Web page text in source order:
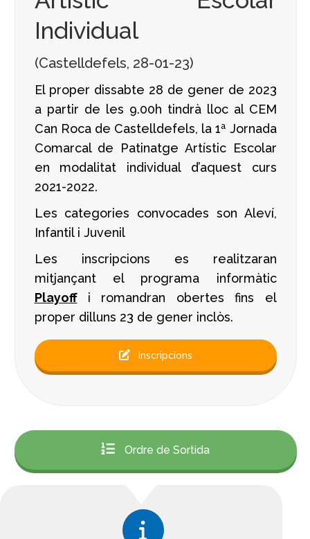
Individual
(Castelldefels, 28-01-23)
El proper dissabte 28 de gener de 2023
a partir de les 9.00h tindrà lloc al CEM
Can Roca de Castelldefels, la 1ª Jornada
Comarcal de Patinatge Artístic Escolar
en modalitat individual d’aquest curs
2021-2022.
Les categories convocades son Aleví,
Infantil i Juvenil
Les inscripcions es realitzaran
mitjançant el programa informàtic
Playoffi romandran obertes fins el
proper dilluns 23 de gener inclòs.
Inscripcions
Ordre de Sortida